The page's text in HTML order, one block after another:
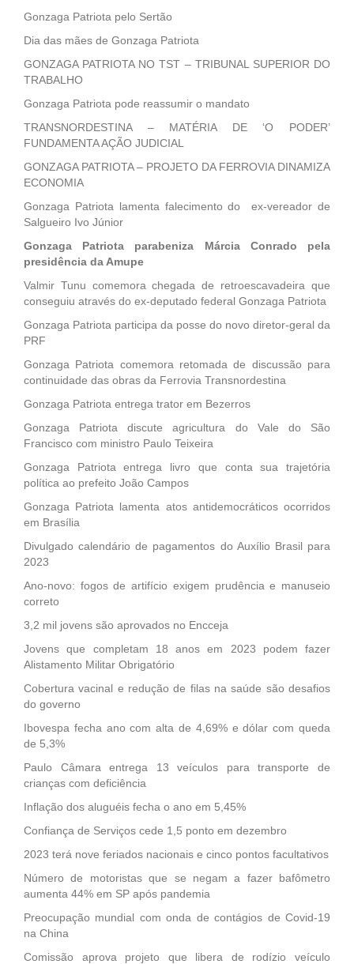
Gonzaga Patriota pelo Sertão
Dia das mães de Gonzaga Patriota
GONZAGA PATRIOTA NO TST – TRIBUNAL SUPERIOR DO
TRABALHO
Gonzaga Patriota pode reassumir o mandato
TRANSNORDESTINA – MATÉRIA DE ‘O PODER’
FUNDAMENTA AÇÃO JUDICIAL
GONZAGA PATRIOTA – PROJETO DA FERROVIA DINAMIZA
ECONOMIA
Gonzaga Patriota lamenta falecimento do ex-vereador de
Salgueiro Ivo Júnior
Gonzaga Patriota parabeniza Márcia Conrado pela
presidência da Amupe
Valmir Tunu comemora chegada de retroescavadeira que
conseguiu através do ex-deputado federal Gonzaga Patriota
Gonzaga Patriota participa da posse do novo diretor-geral da
PRF
Gonzaga Patriota comemora retomada de discussão para
continuidade das obras da Ferrovia Transnordestina
Gonzaga Patriota entrega trator em Bezerros
Gonzaga Patriota discute agricultura do Vale do São
Francisco com ministro Paulo Teixeira
Gonzaga Patriota entrega livro que conta sua trajetória
política ao prefeito João Campos
Gonzaga Patriota lamenta atos antidemocráticos ocorridos
em Brasília
Divulgado calendário de pagamentos do Auxílio Brasil para
2023
Ano-novo: fogos de artifício exigem prudência e manuseio
correto
3,2 mil jovens são aprovados no Encceja
Jovens que completam 18 anos em 2023 podem fazer
Alistamento Militar Obrigatório
Cobertura vacinal e redução de filas na saúde são desafios
do governo
Ibovespa fecha ano com alta de 4,69% e dólar com queda
de 5,3%
Paulo Câmara entrega 13 veículos para transporte de
crianças com deficiência
Inflação dos aluguéis fecha o ano em 5,45%
Confiança de Serviços cede 1,5 ponto em dezembro
2023 terá nove feriados nacionais e cinco pontos facultativos
Número de motoristas que se negam a fazer bafômetro
aumenta 44% em SP após pandemia
Preocupação mundial com onda de contágios de Covid-19
na China
Comissão aprova projeto que libera de rodízio veículo